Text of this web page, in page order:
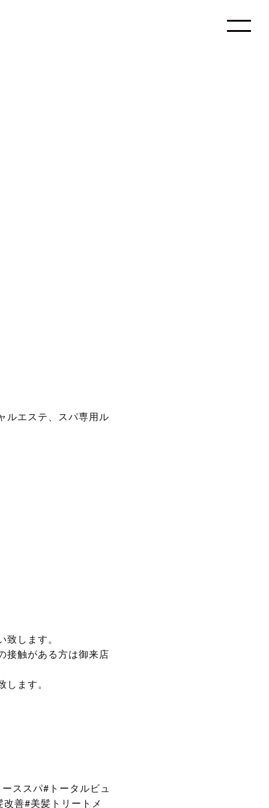
ルエステ、スパ専用ル
します。
接触がある方は御来店
ます。
ススパ#トータルビュ
善#美髪トリートメ